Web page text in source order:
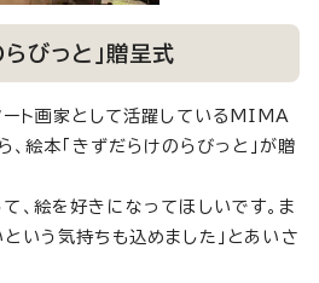
びっと」贈呈式
ト画家として活躍しているMIMA
絵本「きずだらけのらびっと」が贈
、絵を好きになってほしいです。ま
いう気持ちも込めました」とあいさ